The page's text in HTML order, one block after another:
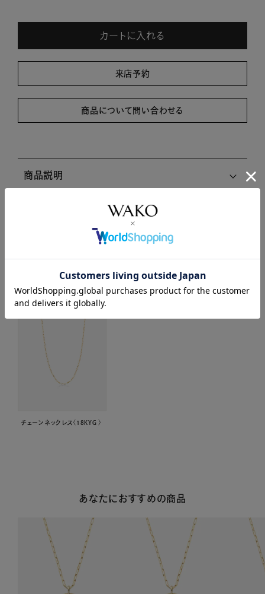
カートに入れる
来店予約
商品について問い合わせる
商品説明
注意事項・キャンセル・返品
関連商品はこちら
チェーンネックレス〈18KYG 〉
あなたにおすすめの商品